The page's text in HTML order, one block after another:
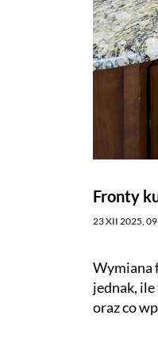
Fronty
23 XII 2025,
Wymiana
jednak,
oraz co